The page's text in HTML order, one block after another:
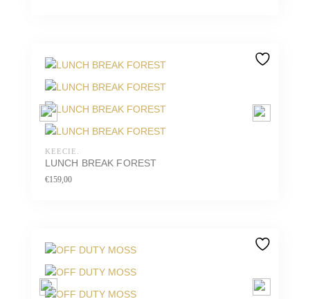
KEECIE.
LUNCH BREAK FOREST
€159,00